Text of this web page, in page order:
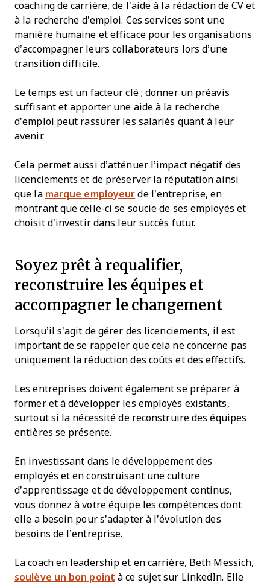
coaching de carrière, de l’aide à la rédaction de CV et
à la recherche d’emploi. Ces services sont une
manière humaine et efficace pour les organisations
d’accompagner leurs collaborateurs lors d’une
transition difficile.
Le temps est un facteur clé ; donner un préavis
suffisant et apporter une aide à la recherche
d’emploi peut rassurer les salariés quant à leur
avenir.
Cela permet aussi d’atténuer l’impact négatif des
licenciements et de préserver la réputation ainsi
que la marque employeur de l’entreprise, en
montrant que celle-ci se soucie de ses employés et
choisit d’investir dans leur succès futur.
Soyez prêt à requalifier,
reconstruire les équipes et
accompagner le changement
Lorsqu’il s’agit de gérer des licenciements, il est
important de se rappeler que cela ne concerne pas
uniquement la réduction des coûts et des effectifs.
Les entreprises doivent également se préparer à
former et à développer les employés existants,
surtout si la nécessité de reconstruire des équipes
entières se présente.
En investissant dans le développement des
employés et en construisant une culture
d’apprentissage et de développement continus,
vous donnez à votre équipe les compétences dont
elle a besoin pour s’adapter à l’évolution des
besoins de l’entreprise.
La coach en leadership et en carrière, Beth Messich,
soulève un bon point à ce sujet sur LinkedIn. Elle